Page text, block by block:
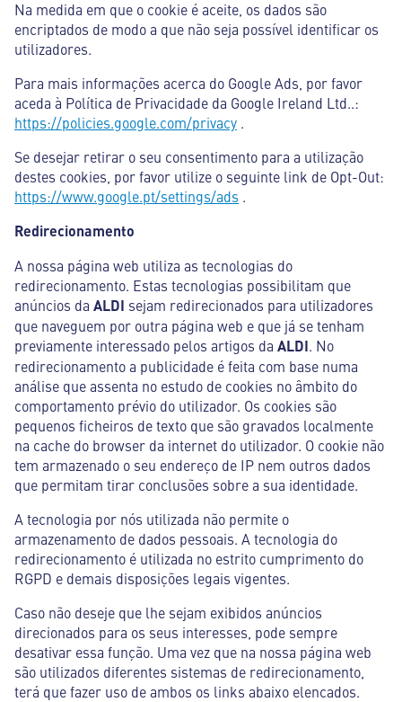
Na medida em que o cookie é aceite, os dados são
encriptados de modo a que não seja possível identificar os
utilizadores.
Para mais informações acerca do Google Ads, por favor
aceda à Política de Privacidade da Google Ireland Ltd..:
https://policies.google.com/privacy .
Se desejar retirar o seu consentimento para a utilização
destes cookies, por favor utilize o seguinte link de Opt-Out:
https://www.google.pt/settings/ads .
Redirecionamento
A nossa página web utiliza as tecnologias do
redirecionamento. Estas tecnologias possibilitam que
anúncios da ALDI sejam redirecionados para utilizadores
que naveguem por outra página web e que já se tenham
previamente interessado pelos artigos da ALDI. No
redirecionamento a publicidade é feita com base numa
análise que assenta no estudo de cookies no âmbito do
comportamento prévio do utilizador. Os cookies são
pequenos ficheiros de texto que são gravados localmente
na cache do browser da internet do utilizador. O cookie não
tem armazenado o seu endereço de IP nem outros dados
que permitam tirar conclusões sobre a sua identidade.
A tecnologia por nós utilizada não permite o
armazenamento de dados pessoais. A tecnologia do
redirecionamento é utilizada no estrito cumprimento do
RGPD e demais disposições legais vigentes.
Caso não deseje que lhe sejam exibidos anúncios
direcionados para os seus interesses, pode sempre
desativar essa função. Uma vez que na nossa página web
são utilizados diferentes sistemas de redirecionamento,
terá que fazer uso de ambos os links abaixo elencados.